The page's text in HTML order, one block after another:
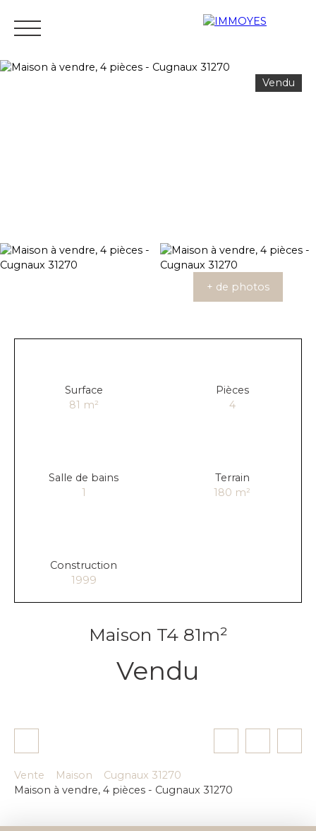
Vendu
+ de photos
Surface
81 m²
Pièces
4
Salle de bains
1
Terrain
180 m²
Construction
1999
Maison T4 81m²
Vendu
Vente Maison
Cugnaux 31270
Maison à vendre, 4 pièces - Cugnaux 31270